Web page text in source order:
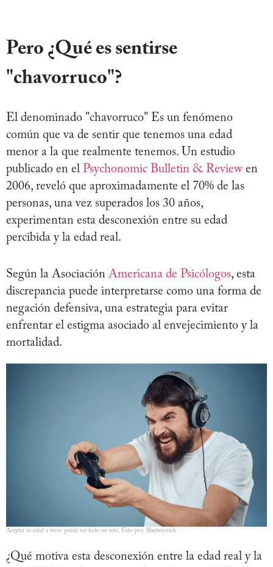
Pero ¿Qué es sentirse
"chavorruco"?
El denominado "chavorruco" Es un fenómeno
común que va de sentir que tenemos una edad
menor a la que realmente tenemos. Un estudio
publicado en el Psychonomic Bulletin & Review en
2006, reveló que aproximadamente el 70% de las
personas, una vez superados los 30 años,
experimentan esta desconexión entre su edad
percibida y la edad real.
Según la Asociación Americana de Psicólogos, esta
discrepancia puede interpretarse como una forma de
negación defensiva, una estrategia para evitar
enfrentar el estigma asociado al envejecimiento y la
mortalidad.
Aceptar tu edad a veces puede ser todo un reto. Foto por: Shutterstock
¿Qué motiva esta desconexión entre la edad real y la